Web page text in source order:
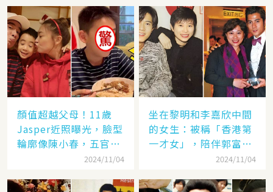
顏值超越父母！11歲
Jasper近照曝光，臉型
輪廓像陳小春，五官卻
更像應采兒網驚：完美
2024/11/04
坐在黎明和李嘉欣中間
的女生：被稱「香港第
一才女」，陪伴郭富城
「29年」卻看他娶了別
2024/11/04